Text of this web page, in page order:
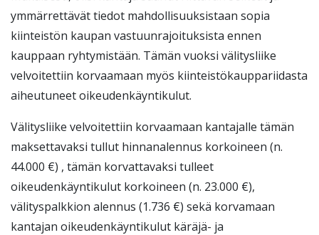
ymmärrettävät tiedot mahdollisuuksistaan sopia
kiinteistön kaupan vastuunrajoituksista ennen
kauppaan ryhtymistään. Tämän vuoksi välitysliike
velvoitettiin korvaamaan myös kiinteistökauppariidasta
aiheutuneet oikeudenkäyntikulut.
Välitysliike velvoitettiin korvaamaan kantajalle tämän
maksettavaksi tullut hinnanalennus korkoineen (n.
44.000 €) , tämän korvattavaksi tulleet
oikeudenkäyntikulut korkoineen (n. 23.000 €),
välityspalkkion alennus (1.736 €) sekä korvamaan
kantajan oikeudenkäyntikulut käräjä- ja